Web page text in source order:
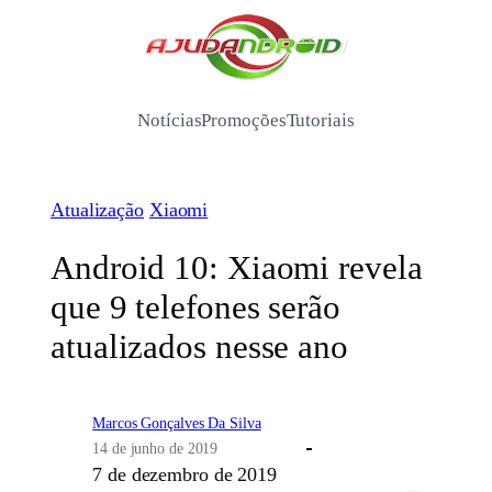
/
NotíciasPromoçõesTutoriais
Atualização Xiaomi
Android 10: Xiaomi revela
que 9 telefones serão
atualizados nesse ano
Marcos Gonçalves Da Silva
14 de junho de 2019
7 de dezembro de 2019